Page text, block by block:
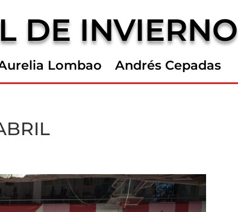
DE INVIERNO
Lombao Andrés Cepadas